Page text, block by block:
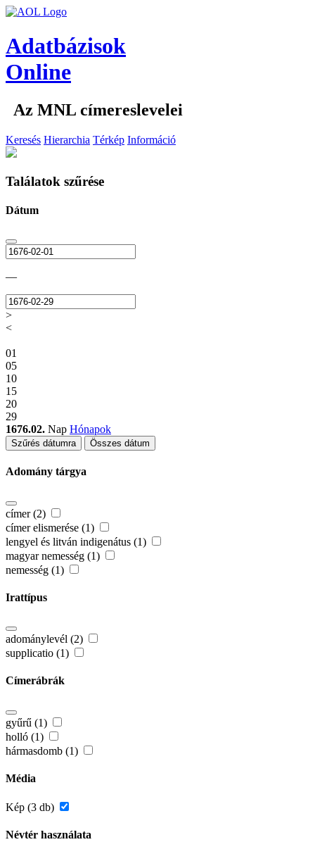
Adatbázisok
Online
Az MNL címereslevelei
Keresés Hierarchia Térkép Információ
Találatok szűrése
Dátum
—
>
<
01
05
10
15
20
29
1676.02. Nap Hónapok
Szűrés dátumra Összes dátum
Adomány tárgya
címer (2)
címer elismerése (1)
lengyel és litván indigenátus (1)
magyar nemesség (1)
nemesség (1)
Irattípus
adománylevél (2)
supplicatio (1)
Címerábrák
gyűrű (1)
holló (1)
hármasdomb (1)
Média
Kép (3 db)
Névtér használata